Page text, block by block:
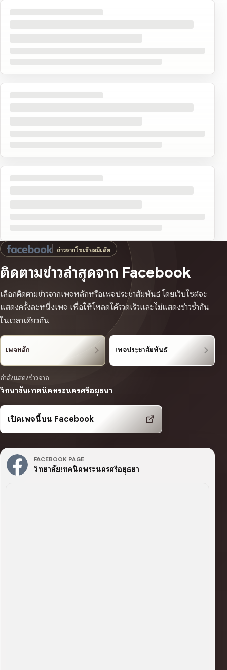
ข่าวจากโซเชียลมีเดีย
ติดตามข่าวล่าสุดจาก Facebook
เลือกติดตามข่าวจากเพจหลักหรือเพจประชาสัมพันธ์ โดยเว็บไซต์จะ
แสดงครั้งละหนึ่งเพจ เพื่อให้โหลดได้รวดเร็วและไม่แสดงข่าวซ้ำกัน
ในเวลาเดียวกัน
เพจหลัก เพจประชาสัมพันธ์
กำลังแสดงข่าวจาก
วิทยาลัยเทคนิคพระนครศรีอยุธยา
เปิดเพจนี้บน Facebook
FACEBOOK PAGE
วิทยาลัยเทคนิคพระนครศรีอยุธยา